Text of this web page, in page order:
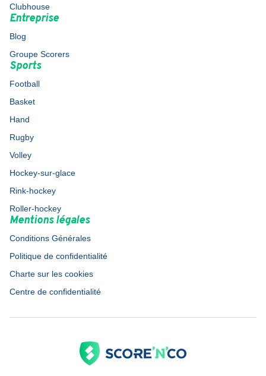
Clubhouse
Entreprise
Blog
Groupe Scorers
Sports
Football
Basket
Hand
Rugby
Volley
Hockey-sur-glace
Rink-hockey
Roller-hockey
Mentions légales
Conditions Générales
Politique de confidentialité
Charte sur les cookies
Centre de confidentialité